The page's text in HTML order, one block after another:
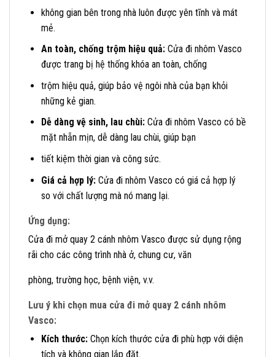
không gian bên trong nhà luôn được yên tĩnh và mát
mẻ.
An toàn, chống trộm hiệu quả:Cửa đi nhôm Vasco
được trang bị hệ thống khóa an toàn, chống
trộm hiệu quả, giúp bảo vệ ngôi nhà của bạn khỏi
những kẻ gian.
Dễ dàng vệ sinh, lau chùi:Cửa đi nhôm Vasco có bề
mặt nhẵn mịn, dễ dàng lau chùi, giúp bạn
tiết kiệm thời gian và công sức.
Giá cả hợp lý:Cửa đi nhôm Vasco có giá cả hợp lý
so với chất lượng mà nó mang lại.
Ứng dụng:
Cửa đi mở quay 2 cánh nhôm Vasco được sử dụng rộng
rãi cho các công trình nhà ở, chung cư, văn
phòng, trường học, bệnh viện, v.v.
Lưu ý khi chọn mua cửa đi mở quay 2 cánh nhôm
Vasco:
Kích thước:Chọn kích thước cửa đi phù hợp với diện
tích và không gian lắp đặt.